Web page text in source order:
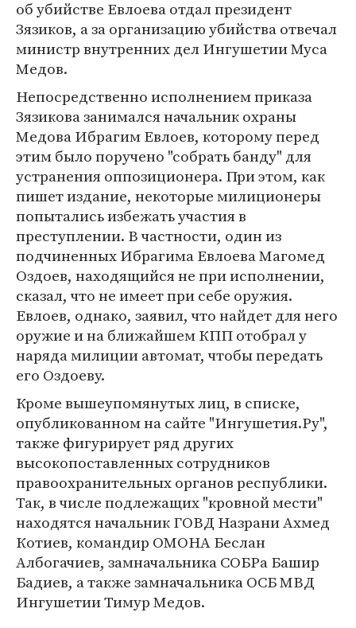
об убийстве Евлоева отдал президент
Зязиков, а за организацию убийства отвечал
министр внутренних дел Ингушетии Муса
Медов.
Непосредственно исполнением приказа
Зязикова занимался начальник охраны
Медова Ибрагим Евлоев, которому перед
этим было поручено "собрать банду" для
устранения оппозиционера. При этом, как
пишет издание, некоторые милиционеры
попытались избежать участия в
преступлении. В частности, один из
подчиненных Ибрагима Евлоева Магомед
Оздоев, находящийся не при исполнении,
сказал, что не имеет при себе оружия.
Евлоев, однако, заявил, что найдет для него
оружие и на ближайшем КПП отобрал у
наряда милиции автомат, чтобы передать
его Оздоеву.
Кроме вышеупомянутых лиц, в списке,
опубликованном на сайте "Ингушетия.Ру",
также фигурирует ряд других
высокопоставленных сотрудников
правоохранительных органов республики.
Так, в числе подлежащих "кровной мести"
находятся начальник ГОВД Назрани Ахмед
Котиев, командир ОМОНА Беслан
Албогачиев, замначальника СОБРа Башир
Бадиев, а также замначальника ОСБ МВД
Ингушетии Тимур Медов.